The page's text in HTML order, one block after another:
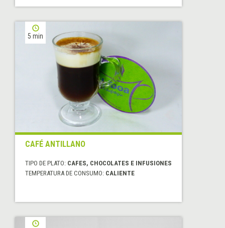
5 min
CAFÉ ANTILLANO
TIPO DE PLATO: CAFES, CHOCOLATES E INFUSIONES
TEMPERATURA DE CONSUMO: CALIENTE